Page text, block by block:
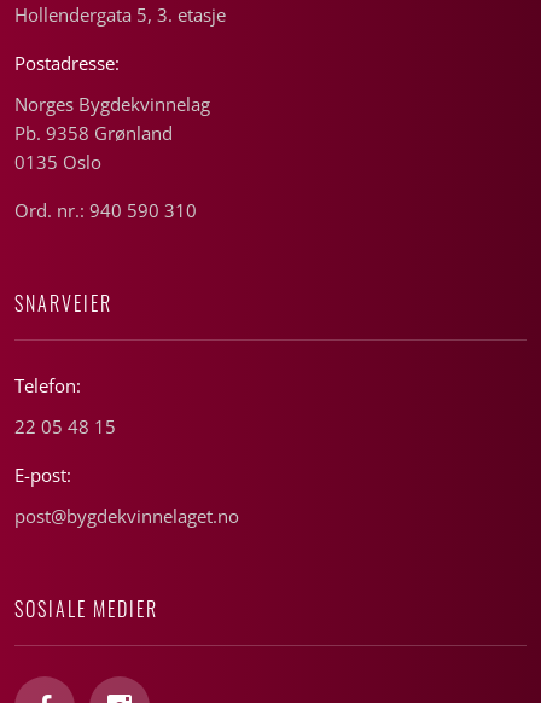
Hollendergata 5, 3. etasje
Postadresse:
Norges Bygdekvinnelag
Pb. 9358 Grønland
0135 Oslo
Ord. nr.: 940 590 310
SNARVEIER
Telefon:
22 05 48 15
E-post:
post@bygdekvinnelaget.no
SOSIALE MEDIER